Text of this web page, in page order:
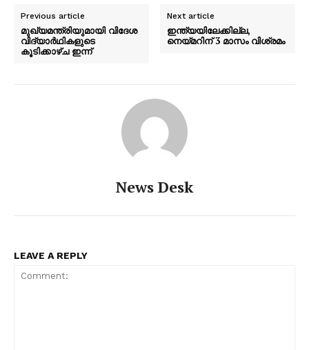
Previous article
മുഖ്യമന്ത്രിയുമായി വിദേശ
വിദ്യാർഥികളുടെ
കൂടിക്കാഴ്ച ഇന്ന്
Next article
ഇന്ത്യയിലേക്കില്ല,
നെയ്മറിന് 3 മാസം വിശ്രമം
News Desk
LEAVE A REPLY